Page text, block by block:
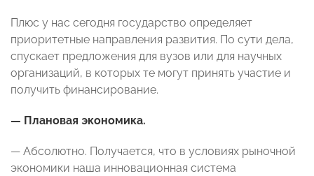
Плюс у нас сегодня государство определяет
приоритетные направления развития. По сути дела,
спускает предложения для вузов или для научных
организаций, в которых те могут принять участие и
получить финансирование.
— Плановая экономика.
— Абсолютно. Получается, что в условиях рыночной
экономики наша инновационная система